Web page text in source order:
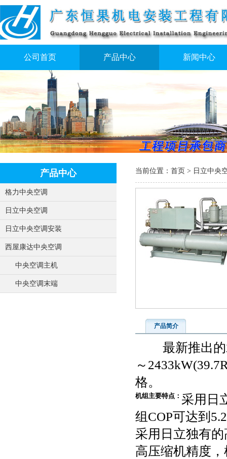
公司首页 产品中心 新闻中心
产品中心
格力中央空调
日立中央空调
日立中央空调安装
西屋康达中央空调
中央空调主机
中央空调末端
当前位置： 首页 > 日立中央
产品简介
最新推出的
～
格。
机组主要特点： 采用日
组COP可达到
采用日立独有
高压缩机精度